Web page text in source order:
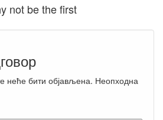
not be the first
неће бити објављена. Неопходна